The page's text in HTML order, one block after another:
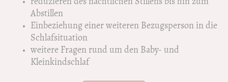
Abstillen
Einbeziehung einer weiteren Bezugsperson in die
Schlafsituation
weitere Fragen rund um den Baby- und
Kleinkindschlaf